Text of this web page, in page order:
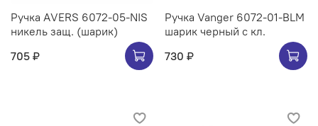
Ручка АVERS 6072-05-NIS
никель защ. (шарик)
705 ₽
Ручка Vanger 6072-01-BLM
шарик черный с кл.
730 ₽